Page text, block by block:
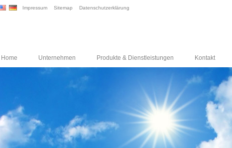
Impressum Sitemap Datenschutzerklärung
Home Unternehmen Produkte & Dienstleistungen Kontakt